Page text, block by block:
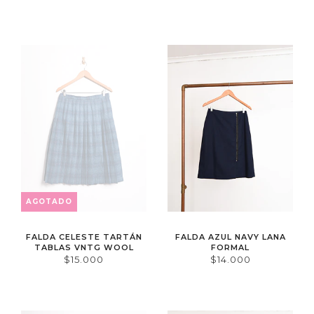
AGOTADO
FALDA CELESTE TARTÁN
TABLAS VNTG WOOL
$15.000
FALDA AZUL NAVY LANA
FORMAL
$14.000